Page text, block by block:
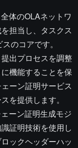
全体のOLAネットワ
担当し、タスクス
のコアです。
出プロセスを調整
機能することを保
ーン証明サービス
を提供します。
ェーン証明生成モジ
証明技術を使用し
ックヘッダーハッ